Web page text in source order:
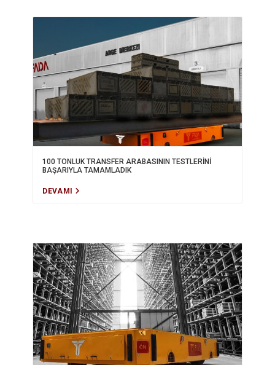
100 TONLUK TRANSFER ARABASININ TESTLERİNİ
BAŞARIYLA TAMAMLADIK
DEVAMI